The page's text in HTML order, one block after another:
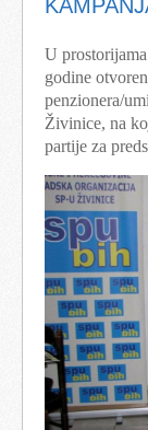
U
godine
penzionera/
Živinice, na
partije za